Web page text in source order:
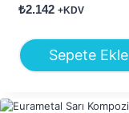
₺2.142 +KDV
Sepete Ekle